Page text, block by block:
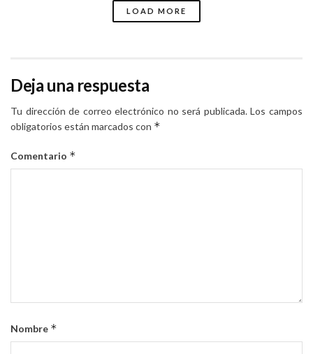
LOAD MORE
Deja una respuesta
Tu dirección de correo electrónico no será publicada. Los campos
obligatorios están marcados con *
Comentario *
Nombre *